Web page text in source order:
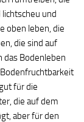
und
oben leben, die
die sind auf
das Bodenleben
für die
die auf dem
aber für den